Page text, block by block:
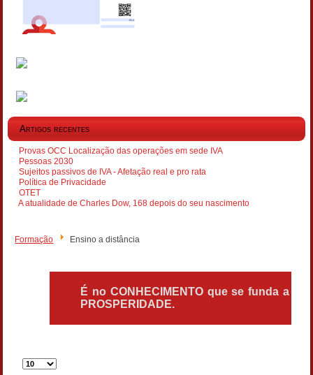
Artigos recentes
Provas OCC Localização das operações em sede IVA
Pessoas 2030
Sujeitos passivos de IVA - Afetação real e pro rata
Política de Privacidade
OTET
A atualidade de Charles Dow, 168 depois do seu nascimento
Formação Ensino a distância
É no CONHECIMENTO que se funda a
PROSPERIDADE.
Qtd.